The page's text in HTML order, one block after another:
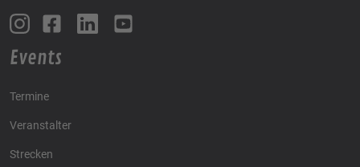
Events
Termine
Veranstalter
Strecken